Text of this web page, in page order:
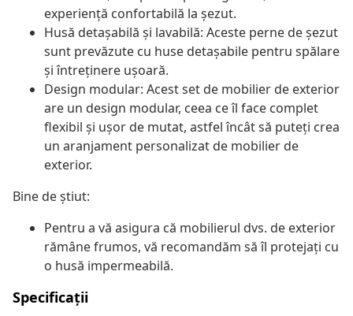
experiență confortabilă la șezut.
Husă detașabilă și lavabilă: Aceste perne de șezut
sunt prevăzute cu huse detașabile pentru spălare
și întreținere ușoară.
Design modular: Acest set de mobilier de exterior
are un design modular, ceea ce îl face complet
flexibil și ușor de mutat, astfel încât să puteți crea
un aranjament personalizat de mobilier de
exterior.
Bine de știut:
Pentru a vă asigura că mobilierul dvs. de exterior
rămâne frumos, vă recomandăm să îl protejați cu
o husă impermeabilă.
Specificații